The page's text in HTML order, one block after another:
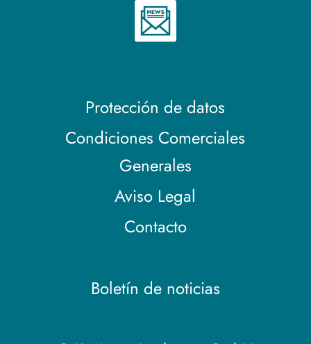
Protección de datos
Condiciones Comerciales
Generales
Aviso Legal
Contacto
Boletín de noticias